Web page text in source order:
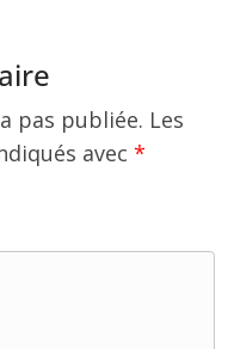
pas publiée. Les
avec *